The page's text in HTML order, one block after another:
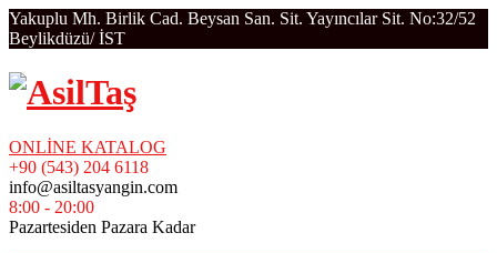
Yakuplu Mh. Birlik Cad. Beysan San. Sit. Yayıncılar Sit. No:32/52
Beylikdüzü/ İST
ONLİNE KATALOG
+90 (543) 204 6118
info@asiltasyangin.com
8:00 - 20:00
Pazartesiden Pazara Kadar